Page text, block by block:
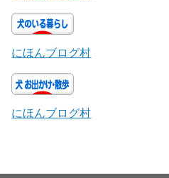
にほんブログ村
にほんブログ村